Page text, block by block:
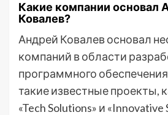
Какие компании основал
Ковалев?
Андрей Ковалев основал
компаний в области
программного
такие известные проекты,
«Tech Solutions» и «Innovative